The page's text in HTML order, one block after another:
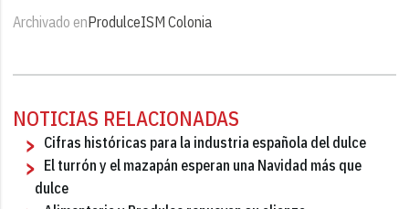
Archivado enProdulceISM Colonia
NOTICIAS RELACIONADAS
Cifras históricas para la industria española del dulce
El turrón y el mazapán esperan una Navidad más que
dulce